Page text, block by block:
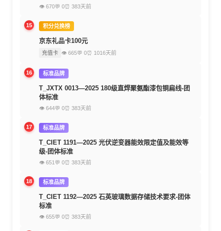
👁 670💬 0⏰ 383天前
15 积分兑换榜
京东礼品卡100元
充值卡 👁 665💬 0⏰ 1016天前
16 标准品牌
T_JXTX 0013—2025 180级直焊聚氨酯漆包铜扁线-团
体标准
👁 644💬 0⏰ 383天前
17 标准品牌
T_CIET 1191—2025 光伏逆变器能效限定值及能效等
级-团体标准
👁 651 💬 0⏰ 383天前
18 标准品牌
T_CIET 1192—2025 石英玻璃数据存储技术要求-团体
标准
👁 655💬 0⏰ 383天前